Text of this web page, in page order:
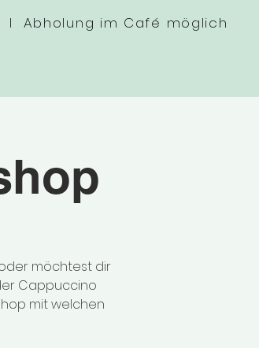
Abholung im Café möglich
möchtest dir
Cappuccino
mit welchen